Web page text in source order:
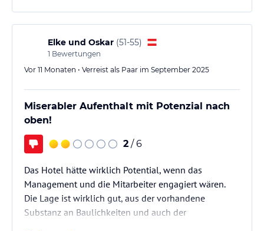
Elke und Oskar (51-55)
1 Bewertungen
Vor 11 Monaten • Verreist als Paar im September 2025
Miserabler Aufenthalt mit Potenzial nach
oben!
2 / 6
Das Hotel hätte wirklich Potential, wenn das
Management und die Mitarbeiter engagiert wären.
Die Lage ist wirklich gut, aus der vorhandene
Substanz an Baulichkeiten und auch der